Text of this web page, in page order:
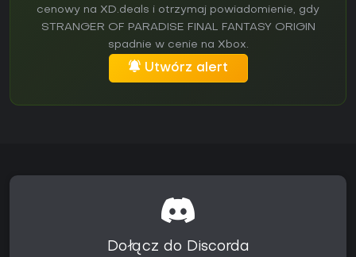
cenowy na XD.deals i otrzymaj powiadomienie, gdy
STRANGER OF PARADISE FINAL FANTASY ORIGIN
spadnie w cenie na Xbox.
Utwórz alert
Dołącz do Discorda